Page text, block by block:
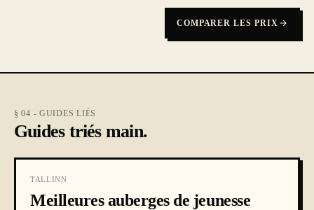
COMPARER LES PRIX
§ 04 - GUIDES LIÉS
Guides triés main.
TALLINN
Meilleures auberges de jeunesse